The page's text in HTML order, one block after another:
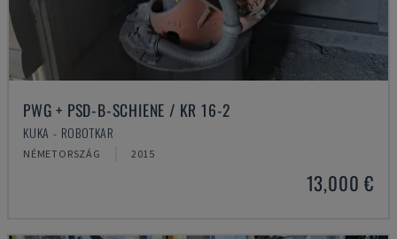
PWG + PSD-B-SCHIENE / KR 16-2
KUKA - ROBOTKAR
NÉMETORSZÁG 2015
13,000 €